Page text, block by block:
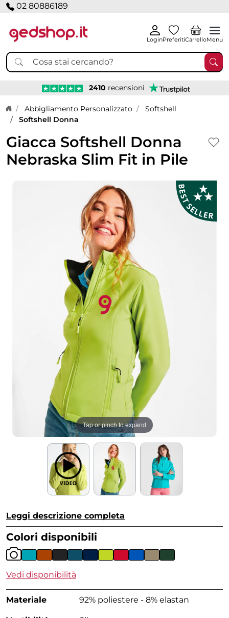
02 80886189
LoginPreferitiCarrelloMenu
2410 recensioni
Home page
Abbigliamento Personalizzato
Softshell
Softshell Donna
Giacca Softshell Donna
Nebraska Slim Fit in Pile
Tap or pinch to expand
Leggi descrizione completa
Colori disponibili
Vedi disponibilità
Materiale 92% poliestere - 8% elastan